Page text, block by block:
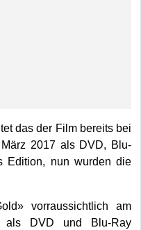
das der Film bereits bei
2017 als DVD, Blu-
Edition, nun wurden die
vorraussichtlich am
als DVD und Blu-Ray